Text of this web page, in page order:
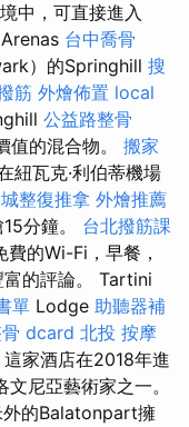
中，可直接進入
Arenas 台中喬骨
）的Springhill 搜
筋 外燴佈置 local
公益路整骨
值的混合物。 搬家
紐瓦克·利伯蒂機場
整復推拿 外燴推薦
分鐘。 台北撥筋課
的Wi-Fi，早餐，
的評論。 Tartini
單 Lodge 助聽器補
dcard 北投 按摩
家酒店在2018年進
尼亞藝術家之一。
的Balatonpart擁